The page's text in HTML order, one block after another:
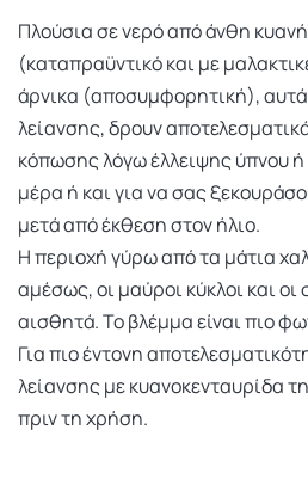
Πλούσια σε νερό από άνθη
(καταπραϋντικό και με
άρνικα (αποσυμφορητική),
λείανσης, δρουν
κόπωσης λόγω έλλειψης ύπνου
μέρα ή και για να σας
μετά από έκθεση στον ήλιο.
Η περιοχή γύρω από τα μάτια
αμέσως, οι μαύροι κύκλοι και οι
αισθητά. Το βλέμμα είναι πιο
Για πιο έντονη
λείανσης με κυανοκενταυρίδα
πριν τη χρήση.